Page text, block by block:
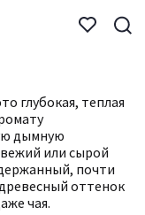
глубокая, теплая
дымную
или сырой
почти
оттенок
чая.